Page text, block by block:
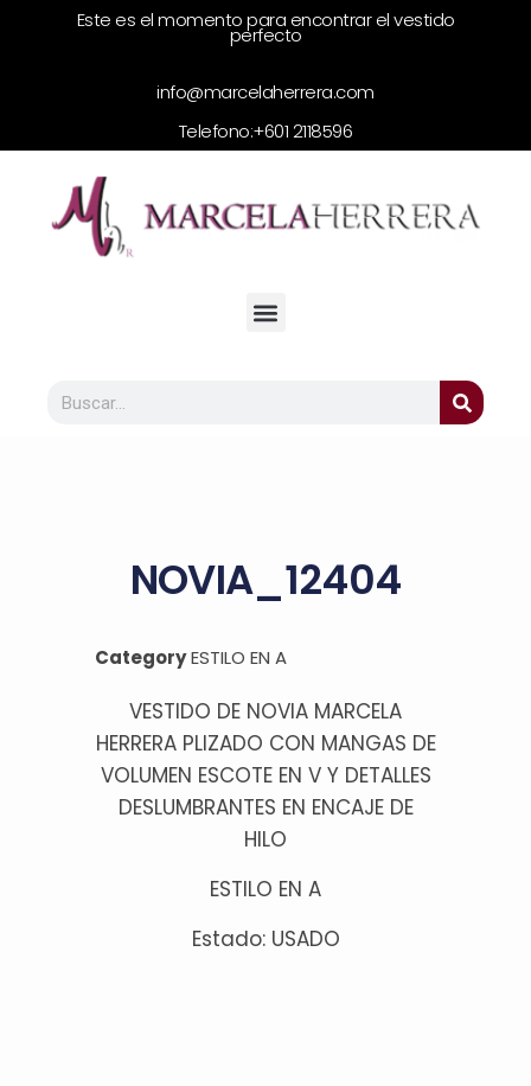
Este es el momento para encontrar el vestido
perfecto
info@marcelaherrera.com
Telefono:+601 2118596
NOVIA_12404
CategoryESTILO EN A
VESTIDO DE NOVIA MARCELA
HERRERA PLIZADO CON MANGAS DE
VOLUMEN ESCOTE EN V Y DETALLES
DESLUMBRANTES EN ENCAJE DE
HILO
ESTILO EN A
Estado: USADO